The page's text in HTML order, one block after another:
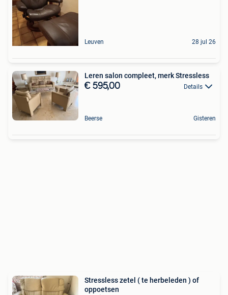
Leuven 28 jul 26
Leren salon compleet, merk Stressless
€ 595,00 Details
Beerse Gisteren
Stressless zetel ( te herbeleden ) of
oppoetsen